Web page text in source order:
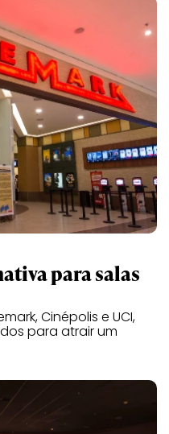
para salas
Cinépolis e UCI,
para atrair um